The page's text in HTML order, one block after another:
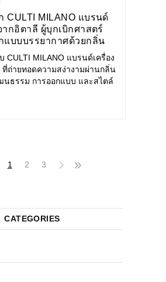
CULTI MILANO แบรนด์
ากอิตาลี ผู้บุกเบิกศาสตร์
แบบบรรยากาศด้วยกลิ่น
ตล์อันโดดเด่นอย่างลงตัว
CULTI MILANO แบรนด์เครื่อง
ถ่ายทอดความสง่างามผ่านกลิ่น
ธรรม การออกแบบ และสไตล์
หอมระดับลักชัวรีดีไซน์เอกลักษณ์
1 2 3
CATEGORIES